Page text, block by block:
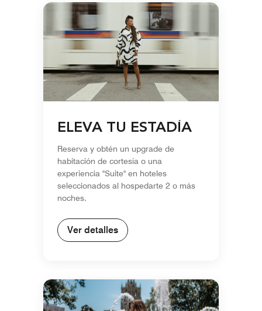
ELEVA TU ESTADÍA
Reserva y obtén un upgrade de
habitación de cortesía o una
experiencia "Suite" en hoteles
seleccionados al hospedarte 2 o más
noches.
Ver detalles